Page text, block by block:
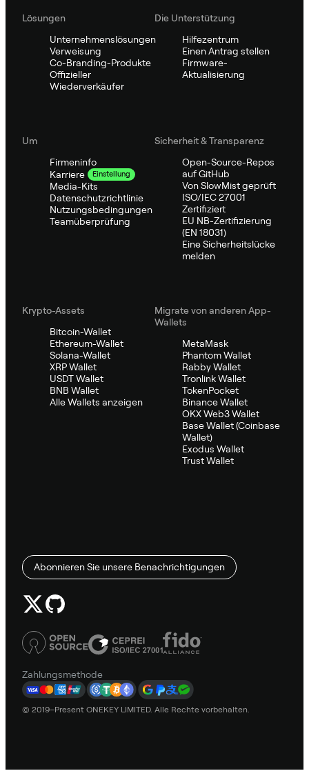
Lösungen
Unternehmenslösungen
Verweisung
Co-Branding-Produkte
Offizieller
Wiederverkäufer
Die Unterstützung
Hilfezentrum
Einen Antrag stellen
Firmware-
Aktualisierung
Um
Firmeninfo
Karriere
Einstellung
Media-Kits
Datenschutzrichtlinie
Nutzungsbedingungen
Teamüberprüfung
Sicherheit & Transparenz
Open-Source-Repos
auf GitHub
Von SlowMist geprüft
ISO/IEC 27001
Zertifiziert
EU NB-Zertifizierung
(EN 18031)
Eine Sicherheitslücke
melden
Krypto-Assets
Bitcoin-Wallet
Ethereum-Wallet
Solana-Wallet
XRP Wallet
USDT Wallet
BNB Wallet
Alle Wallets anzeigen
Migrate von anderen App-
Wallets
MetaMask
Phantom Wallet
Rabby Wallet
Tronlink Wallet
TokenPocket
Binance Wallet
OKX Web3 Wallet
Base Wallet (Coinbase
Wallet)
Exodus Wallet
Trust Wallet
Abonnieren Sie unsere Benachrichtigungen
Zahlungsmethode
© 2019–Present ONEKEY LIMITED. Alle Rechte vorbehalten.